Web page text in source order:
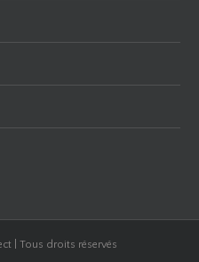
| Tous droits réservés